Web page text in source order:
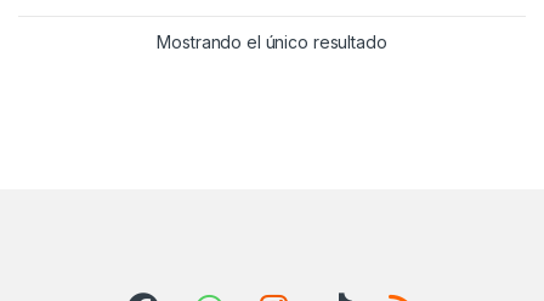
Mostrando el único resultado